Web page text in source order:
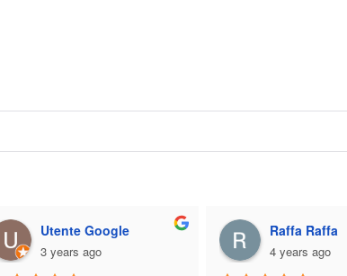
Utente Google
3 years ago
Raffa Raffa
4 years ago